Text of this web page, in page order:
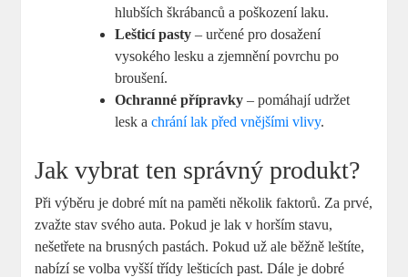
hlubších škrábanců a poškození laku.
Lešticí pasty – určené pro dosažení
vysokého lesku a zjemnění povrchu po
broušení.
Ochranné přípravky – pomáhají udržet
lesk achrání lak před vnějšími vlivy.
Jak vybrat ten správný produkt?
Při výběru je dobré mít na paměti několik faktorů. Za prvé,
zvažte stav svého auta. Pokud je lak v horším stavu,
nešetřete na brusných pastách. Pokud už ale běžně leštíte,
nabízí se volba vyšší třídy lešticích past. Dále je dobré